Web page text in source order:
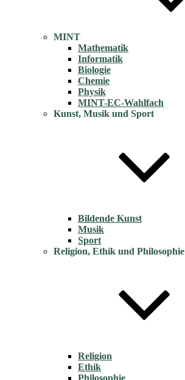
MINT
Mathematik
Informatik
Biologie
Chemie
Physik
MINT-EC-Wahlfach
Kunst, Musik und Sport
Bildende Kunst
Musik
Sport
Religion, Ethik und Philosophie
Religion
Ethik
Philosophie